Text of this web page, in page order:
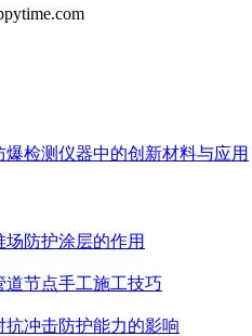
爆检测仪器中的创新材料与应用
防护涂层的作用
节点手工施工技巧
抗冲击防护能力的影响